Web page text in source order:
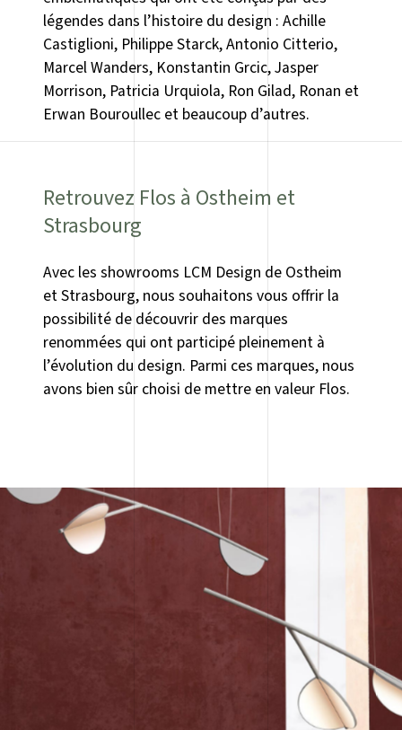
légendes dans l’histoire du design : Achille
Castiglioni, Philippe Starck, Antonio Citterio,
Marcel Wanders, Konstantin Grcic, Jasper
Morrison, Patricia Urquiola, Ron Gilad, Ronan et
Erwan Bouroullec et beaucoup d’autres.
Retrouvez Flos à Ostheim et
Strasbourg
Avec les showrooms LCM Design de Ostheim
et Strasbourg, nous souhaitons vous offrir la
possibilité de découvrir des marques
renommées qui ont participé pleinement à
l’évolution du design. Parmi ces marques, nous
avons bien sûr choisi de mettre en valeur Flos.